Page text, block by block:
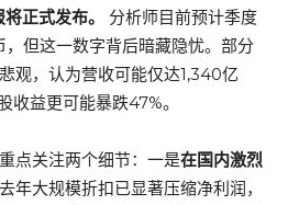
正式发布。
分析师目前预计季度
但这一数字背后暗藏隐忧。部分
观，认为营收可能仅达1,340亿
收益更可能暴跌47%。
点关注两个细节：一是在国内激烈
大规模折扣已显著压缩净利润，